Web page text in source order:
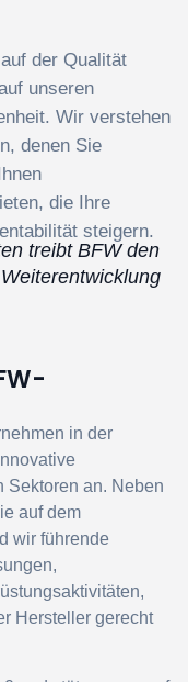
der Qualität
unseren
Wir verstehen
denen Sie
die Ihre
steigern.
treibt BFW den
in der
Sektoren an. Neben
auf dem
wir führende
Hersteller gerecht